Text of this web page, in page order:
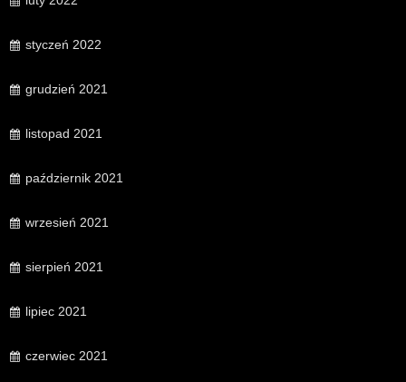
styczeń 2022
grudzień 2021
listopad 2021
październik 2021
wrzesień 2021
sierpień 2021
lipiec 2021
czerwiec 2021